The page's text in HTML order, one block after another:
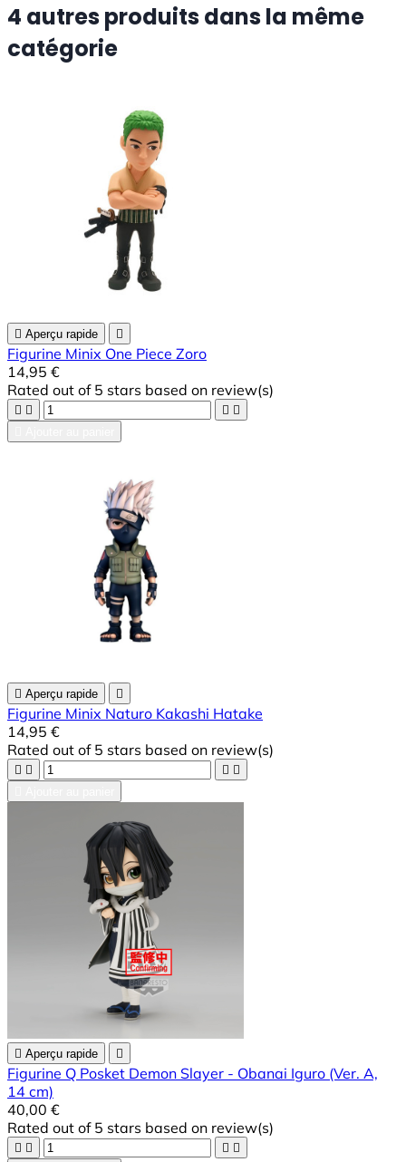
4 autres produits dans la même
catégorie
 Aperçu rapide 
Figurine Minix One Piece Zoro
14,95 €
Rated out of 5 stars based on review(s)
   
 Aperçu rapide 
Figurine Minix Naturo Kakashi Hatake
14,95 €
Rated out of 5 stars based on review(s)
   
 Aperçu rapide 
Figurine Q Posket Demon Slayer - Obanai Iguro (Ver. A,
14 cm)
40,00 €
Rated out of 5 stars based on review(s)
   